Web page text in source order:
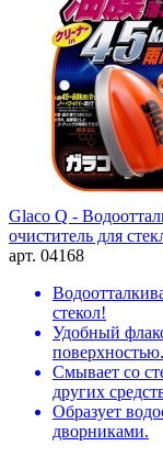
Glaco Q -
очиститель для
арт. 04168
стекол!
Удобный
поверхностью.
Смывает со
других
Образует
дворниками.